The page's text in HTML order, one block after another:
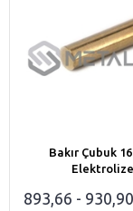
Bakır Çubuk
Elektrolize
893,66 -